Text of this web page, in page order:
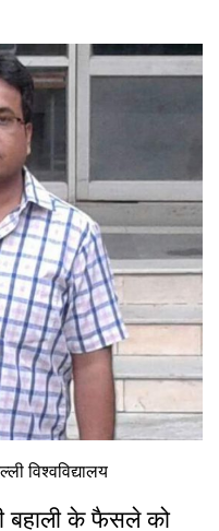
विश्वविद्यालय
बहाली के फैसले को